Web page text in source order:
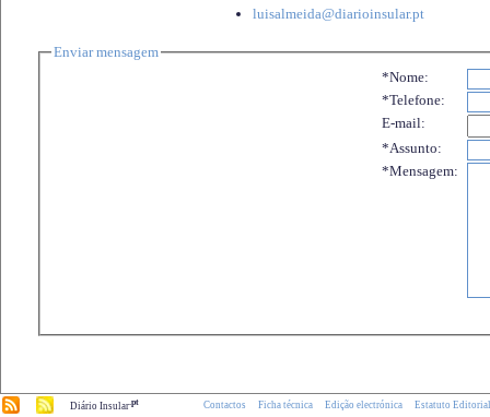
luisalmeida@diarioinsular.pt
Enviar mensagem
*Nome:
*Telefone:
E-mail:
*Assunto:
*Mensagem:
Diário Insular.pt Contactos Ficha técnica Edição electrónica Estatuto Editorial